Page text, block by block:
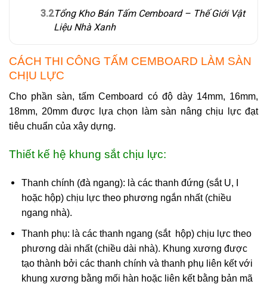
3.2Tổng Kho Bán Tấm Cemboard – Thế Giới Vật
Liệu Nhà Xanh
CÁCH THI CÔNG TẤM CEMBOARD LÀM SÀN
CHỊU LỰC
Cho phần sàn,tấm Cemboard có độ dày 14mm, 16mm,
18mm, 20mm được lựa chọn làm sàn nâng chịu lực đạt
tiêu chuẩn của xây dựng.
Thiết kế hệ khung sắt chịu lực:
Thanh chính (đà ngang): là các thanh đứng (sắt U, I
hoặc hộp) chịu lực theo phương ngắn nhất (chiều
ngang nhà).
Thanh phụ: là các thanh ngang (sắt hộp) chịu lực theo
phương dài nhất (chiều dài nhà). Khung xương được
tạo thành bởi các thanh chính và thanh phụ liên kết với
khung xương bằng mối hàn hoặc liên kết bằng bản mã